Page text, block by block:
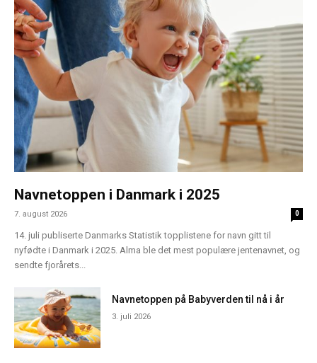
Navnetoppen i Danmark i 2025
7. august 2026 0
14. juli publiserte Danmarks Statistik topplistene for navn gitt til
nyfødte i Danmark i 2025. Alma ble det mest populære jentenavnet, og
sendte fjorårets...
Navnetoppen på Babyverden til nå i år
3. juli 2026